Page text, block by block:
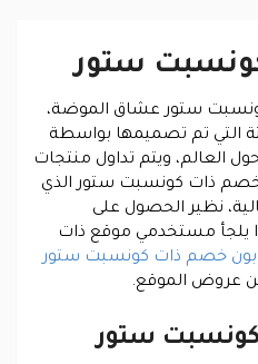
ستور
ستور عشاق الموضة،
التي تم تصميمها بواسطة
العالم، ويتم تداول منتجات
ذات كونسبت ستور الذي
نظير الحصول على
يلجأ مستخدمي موقع ذات
خصم ذات كونسبت ستور
عروض الموقع.
ستور